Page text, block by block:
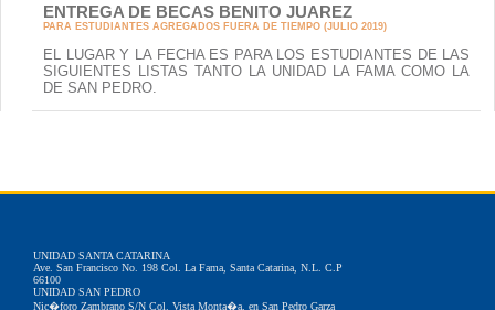
ENTREGA DE BECAS BENITO JUAREZ
PARA ESTUDIANTES AGREGADOS FUERA DE TIEMPO (JULIO 2019)
EL LUGAR Y LA FECHA ES PARA LOS ESTUDIANTES DE LAS
SIGUIENTES LISTAS TANTO LA UNIDAD LA FAMA COMO LA
DE SAN PEDRO.
UNIDAD SANTA CATARINA
Ave. San Francisco No. 198 Col. La Fama, Santa Catarina, N.L. C.P
66100
UNIDAD SAN PEDRO
Nic�foro Zambrano S/N Col. Vista Monta�a, en San Pedro Garza